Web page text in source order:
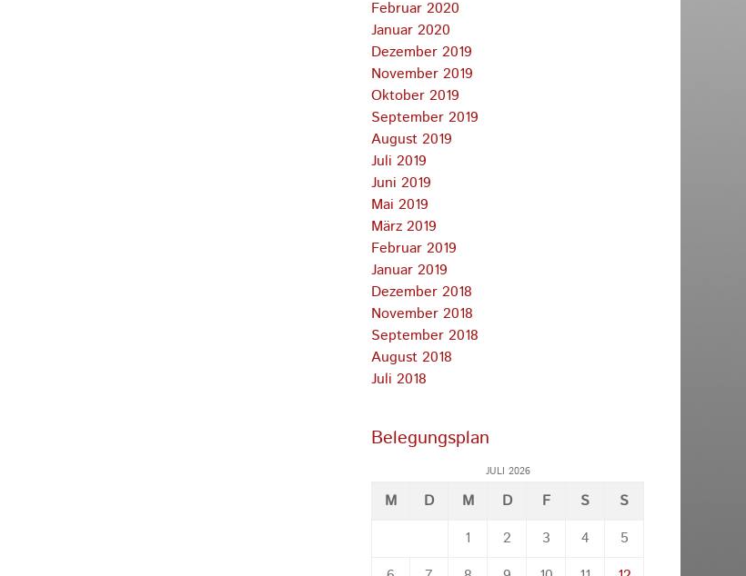
Februar 2020
Januar 2020
Dezember 2019
November 2019
Oktober 2019
September 2019
August 2019
Juli 2019
Juni 2019
Mai 2019
März 2019
Februar 2019
Januar 2019
Dezember 2018
November 2018
September 2018
August 2018
Juli 2018
Belegungsplan
JULI 2026
M D M D F S
S
1
2 3 4
5